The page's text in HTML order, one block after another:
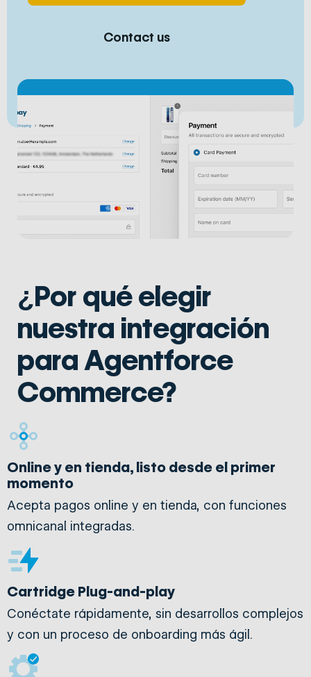
Contact us
¿Por qué elegir
nuestra integración
para Agentforce
Commerce?
Online y en tienda, listo desde el primer
momento
Acepta pagos online y en tienda, con funciones
omnicanal integradas.
Cartridge Plug-and-play
Conéctate rápidamente, sin desarrollos complejos
y con un proceso de onboarding más ágil.